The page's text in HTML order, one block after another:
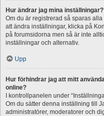
Hur ändrar jag mina inställningar?
Om du är registrerad så sparas
att ändra inställningar, klicka på
på forumsidorna men så är inte
inställningar och alternativ.
Upp
Hur förhindrar jag att mitt
online?
I kontrollpanelen under
Om du sätter denna inställning till
administratörer, moderatorer och